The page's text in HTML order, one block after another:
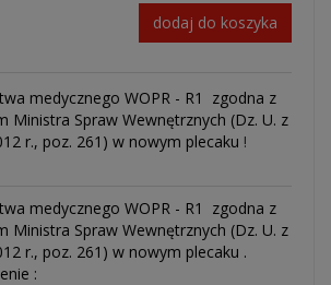
dodaj do koszyka
medycznego WOPR - R1 zgodna z
Ministra Spraw Wewnętrznych (Dz. U. z
r., poz. 261) w nowym plecaku !
medycznego WOPR - R1 zgodna z
Ministra Spraw Wewnętrznych (Dz. U. z
r., poz. 261) w nowym plecaku .
: